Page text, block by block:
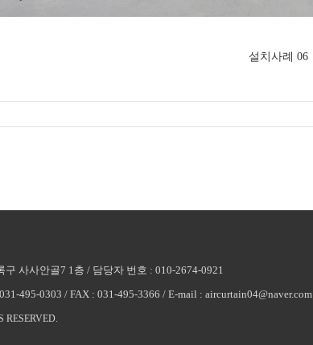
설치사례 06
사사안골7 1층 / 담당자 번호 : 010-2674-0921
495-0303 / FAX : 031-495-3366 / E-mail : aircurtain04@naver.com
RESERVED.